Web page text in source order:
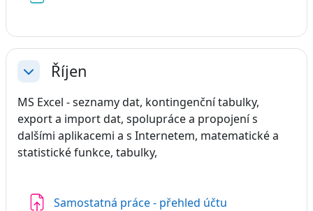
Sbalit Říjen
MS Excel - seznamy dat, kontingenční tabulky,
export a import dat, spolupráce a propojení s
dalšími aplikacemi a s Internetem, matematické a
statistické funkce, tabulky,
Samostatná práce - přehled účtu